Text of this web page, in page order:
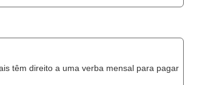
têm direito a uma verba mensal para pagar